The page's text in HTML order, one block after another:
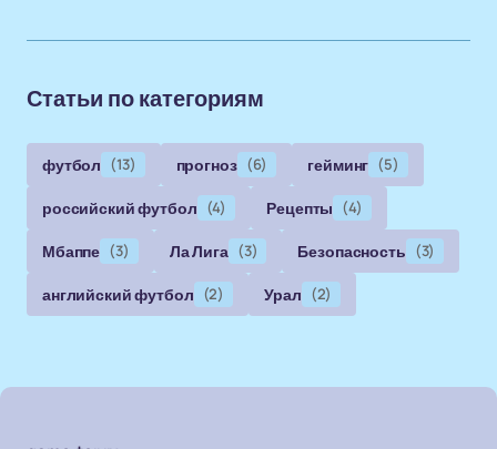
Статьи по категориям
футбол (13) прогноз (6) гейминг (5)
российский футбол (4) Рецепты (4)
Мбаппе (3) Ла Лига (3) Безопасность (3)
английский футбол (2) Урал (2)